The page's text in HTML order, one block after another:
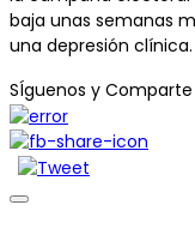
baja unas semanas
una depresión clínica.
SÍguenos y Comparte